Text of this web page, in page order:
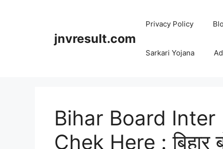
jnvresult.com
Privacy Policy
Sarkari Yojana
Bihar Board
Chek Here : बिहार